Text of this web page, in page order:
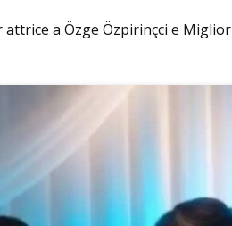
a Özge Özpirinçci e Miglior